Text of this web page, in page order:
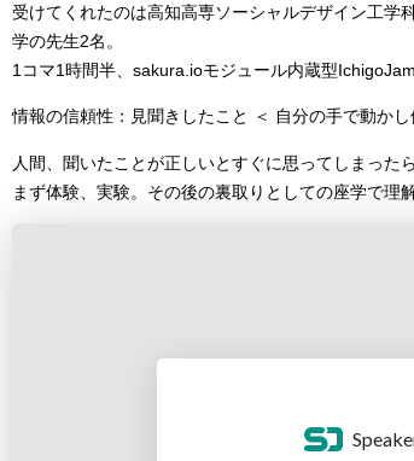
受けてくれたのは高知高専ソーシャルデザイン工学
学の先生2名。
1コマ1時間半、sakura.ioモジュール内蔵型
情報の信頼性：見聞きしたこと ＜ 自分の手で動かし
人間、聞いたことが正しいとすぐに思ってしまった
まず体験、実験。その後の裏取りとしての座学で理